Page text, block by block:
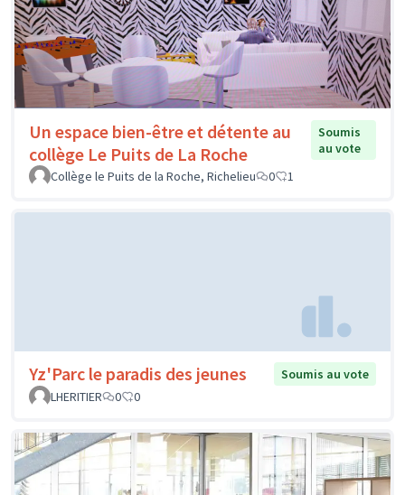
Un espace bien-être et détente au
collège Le Puits de La Roche
Soumis
au vote
Collège le Puits de la Roche, Richelieu
0 1
Yz'Parc le paradis des jeunes
Soumis au vote
LHERITIER
0 0